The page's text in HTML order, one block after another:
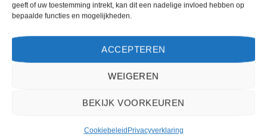
geeft of uw toestemming intrekt, kan dit een nadelige invloed hebben op
bepaalde functies en mogelijkheden.
ACCEPTEREN
WEIGEREN
BEKIJK VOORKEUREN
CookiebeleidPrivacyverklaring
website zeker aanbevelen aan anderen die op zoek zijn naar een reis naar Spanje.